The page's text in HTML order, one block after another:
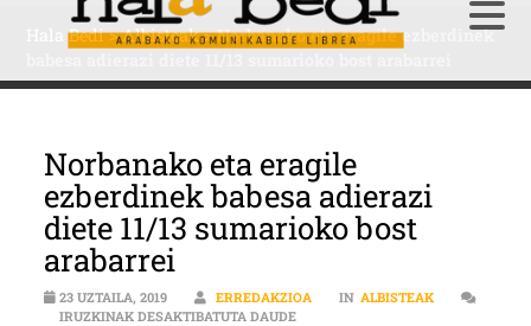
Hala Bedi>Albisteak>Norbanako eta eragile ezberdinek
Norbanako eta eragile
ezberdinek babesa adierazi
diete 11/13 sumarioko bost
arabarrei
23 UZTAILA, 2019 ERREDAKZIOA IN ALBISTEAK
IRUZKINAK DESAKTIBATUTA DAUDENORBANAKO ETA ERAGILE